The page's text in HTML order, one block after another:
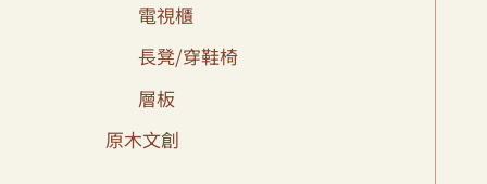
電視櫃
長凳/穿鞋椅
層板
原木文創